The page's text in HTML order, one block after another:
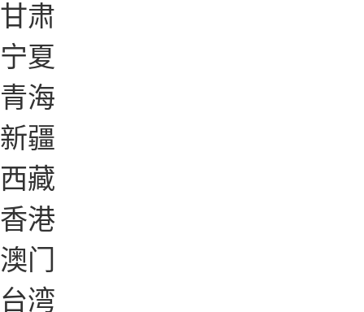
甘肃
宁夏
青海
新疆
西藏
香港
澳门
台湾